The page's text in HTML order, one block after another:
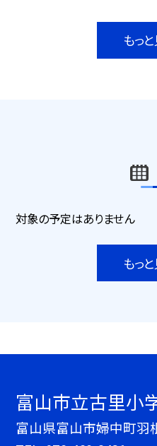
もっ
対象の予定はありません
もっ
富山市立古里小
富山県富山市婦中町羽